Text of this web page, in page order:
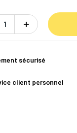
sécurisé
client personnel